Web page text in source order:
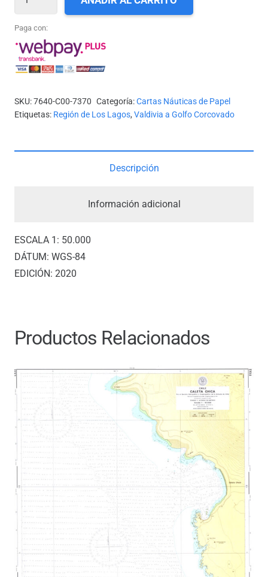
N°
7370
CANAL
A
Paga con:
SKU:7640-C00-7370 Categoría:Cartas Náuticas de Papel
Etiquetas: Región de Los Lagos, Valdivia a Golfo Corcovado
Descripción
Información adicional
ESCALA 1: 50.000
DÁTUM: WGS-84
EDICIÓN: 2020
Productos Relacionados